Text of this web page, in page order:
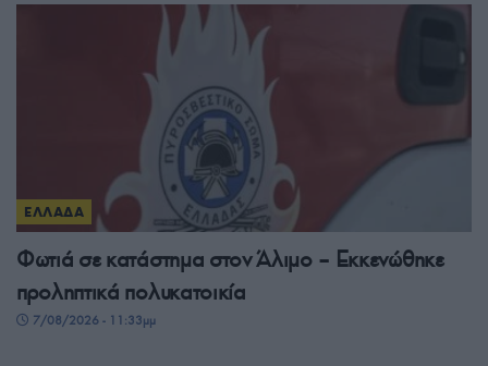
ΕΛΛΑΔΑ
Φωτιά σε κατάστημα στον Άλιμο – Εκκενώθηκε
προληπτικά πολυκατοικία
7/08/2026 - 11:33μμ